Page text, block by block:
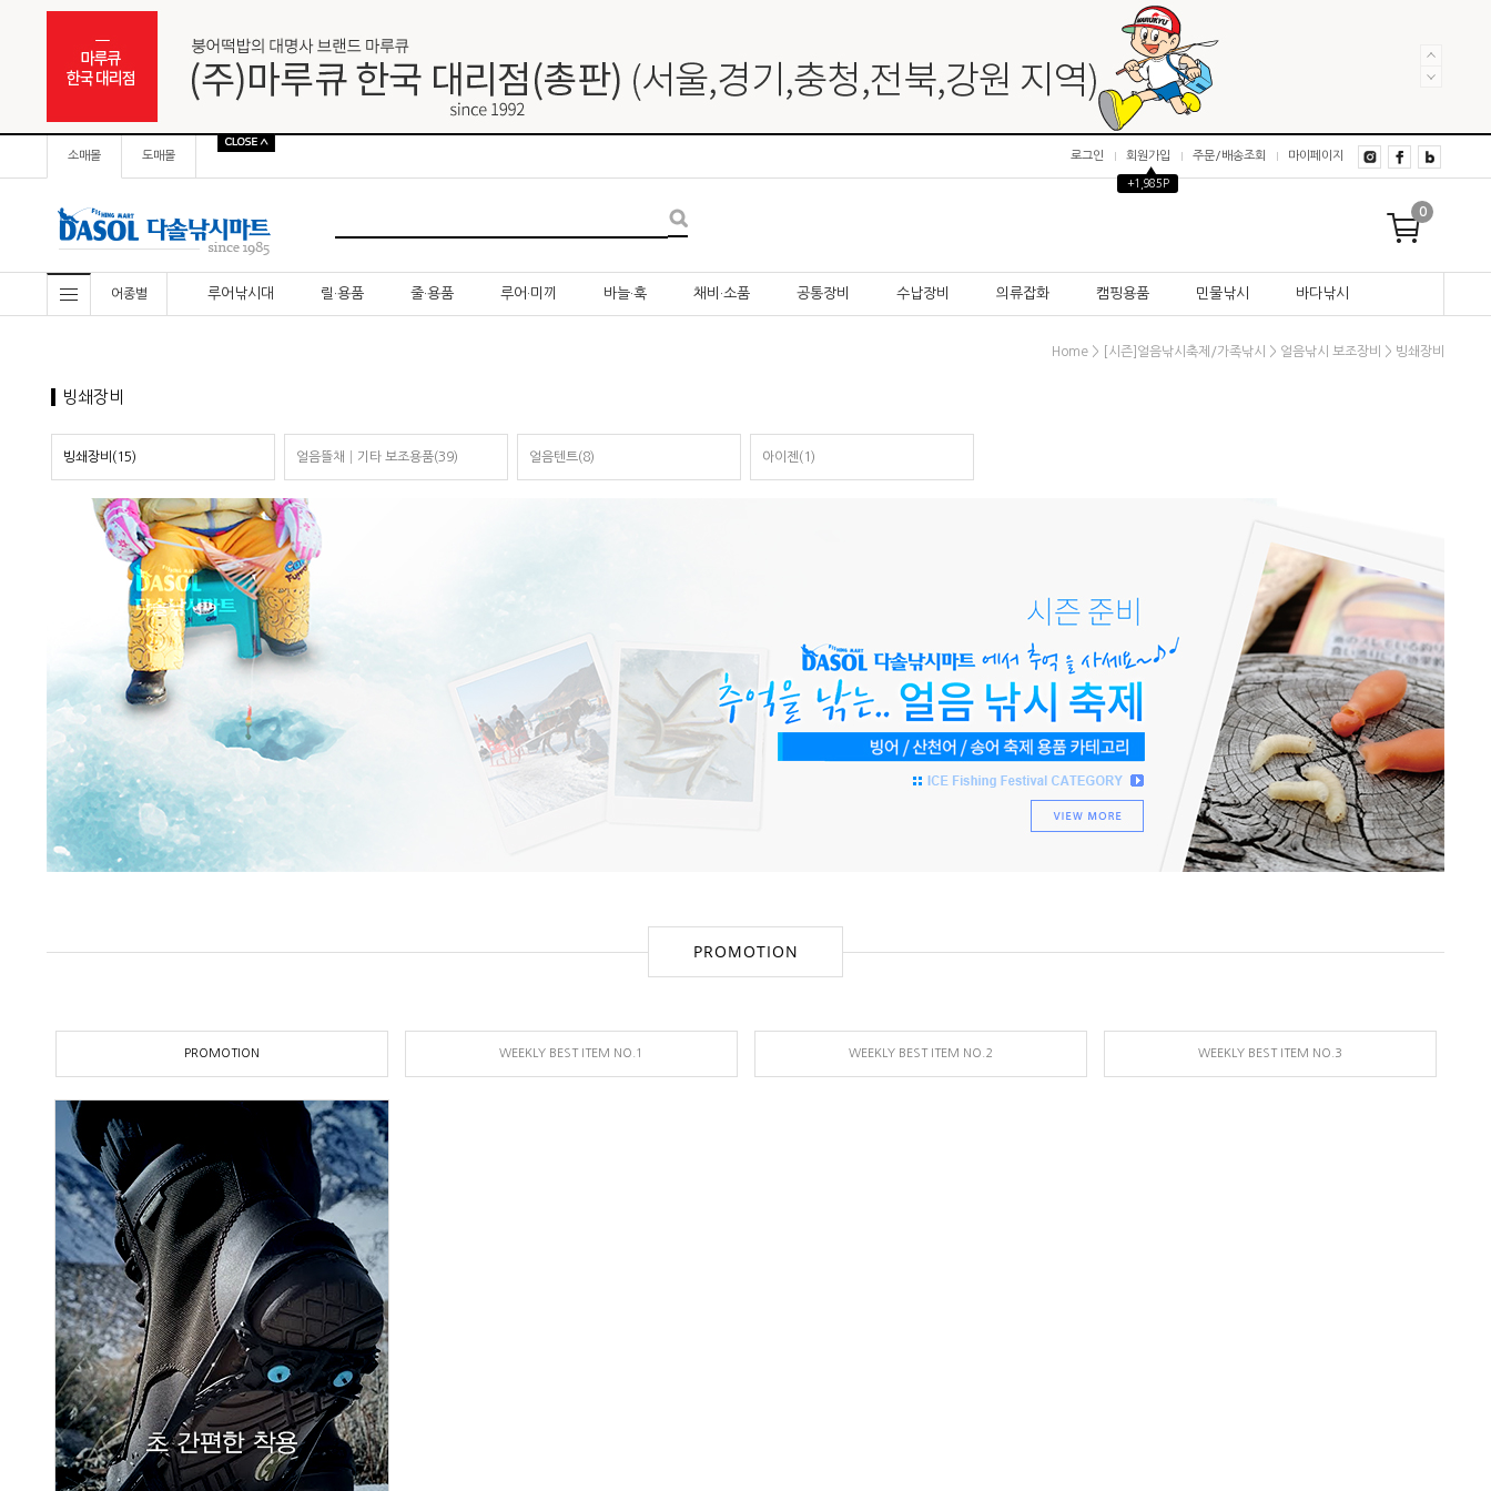
소매몰 도매몰 로그인 회원가입
▲
+1,985P
주문/배송조회 마이페이지
0
어종별 루어낚시대 릴·용품 줄·용품 루어·미끼 바늘·훅 채비·소품 공통장비 수납장비 의류잡화 캠핑용품 민물낚시 바다낚시
Home > [시즌]얼음낚시축제/가족낚시 > 얼음낚시 보조장비 > 빙쇄장비
빙쇄장비
빙쇄장비(15) 얼음뜰채│기타 보조용품(39) 얼음텐트(8) 아이젠(1)
PROMOTION
PROMOTION WEEKLY BEST ITEM NO.1 WEEKLY BEST ITEM NO.2 WEEKLY BEST ITEM NO.3